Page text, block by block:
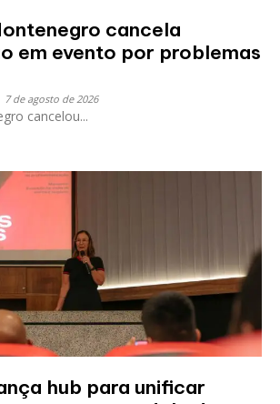
cancela
em evento por problemas
7 de agosto de 2026
cancelou...
hub para unificar